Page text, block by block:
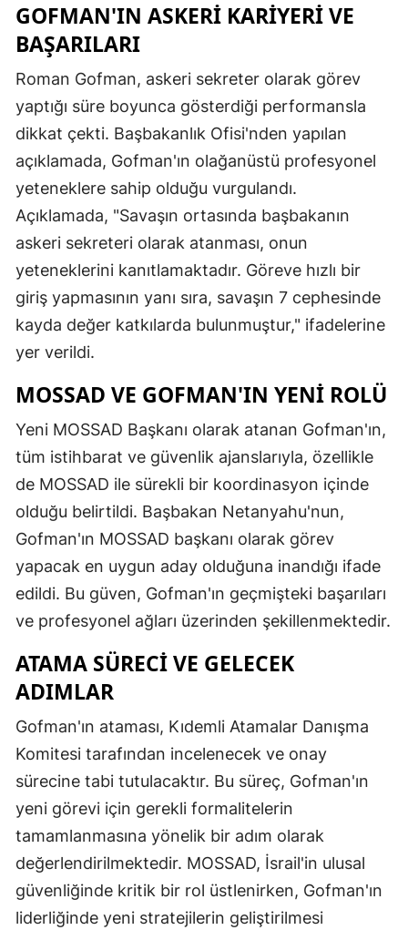
GOFMAN'IN ASKERI KARIYERI VE
BAŞARILARI
Roman Gofman, askeri sekreter olarak görev
yaptığı süre boyunca gösterdiği performansla
dikkat çekti. Başbakanlık Ofisi'nden yapılan
açıklamada, Gofman'ın olağanüstü profesyonel
yeteneklere sahip olduğu vurgulandı.
Açıklamada, "Savaşın ortasında başbakanın
askeri sekreteri olarak atanması, onun
yeteneklerini kanıtlamaktadır. Göreve hızlı bir
giriş yapmasının yanı sıra, savaşın 7 cephesinde
kayda değer katkılarda bulunmuştur," ifadelerine
yer verildi.
MOSSAD VE GOFMAN'IN YENI ROLÜ
Yeni MOSSAD Başkanı olarak atanan Gofman'ın,
tüm istihbarat ve güvenlik ajanslarıyla, özellikle
de MOSSAD ile sürekli bir koordinasyon içinde
olduğu belirtildi. Başbakan Netanyahu'nun,
Gofman'ın MOSSAD başkanı olarak görev
yapacak en uygun aday olduğuna inandığı ifade
edildi. Bu güven, Gofman'ın geçmişteki başarıları
ve profesyonel ağları üzerinden şekillenmektedir.
ATAMA SÜRECI VE GELECEK
ADIMLAR
Gofman'ın ataması, Kıdemli Atamalar Danışma
Komitesi tarafından incelenecek ve onay
sürecine tabi tutulacaktır. Bu süreç, Gofman'ın
yeni görevi için gerekli formalitelerin
tamamlanmasına yönelik bir adım olarak
değerlendirilmektedir. MOSSAD, İsrail'in ulusal
güvenliğinde kritik bir rol üstlenirken, Gofman'ın
liderliğinde yeni stratejilerin geliştirilmesi